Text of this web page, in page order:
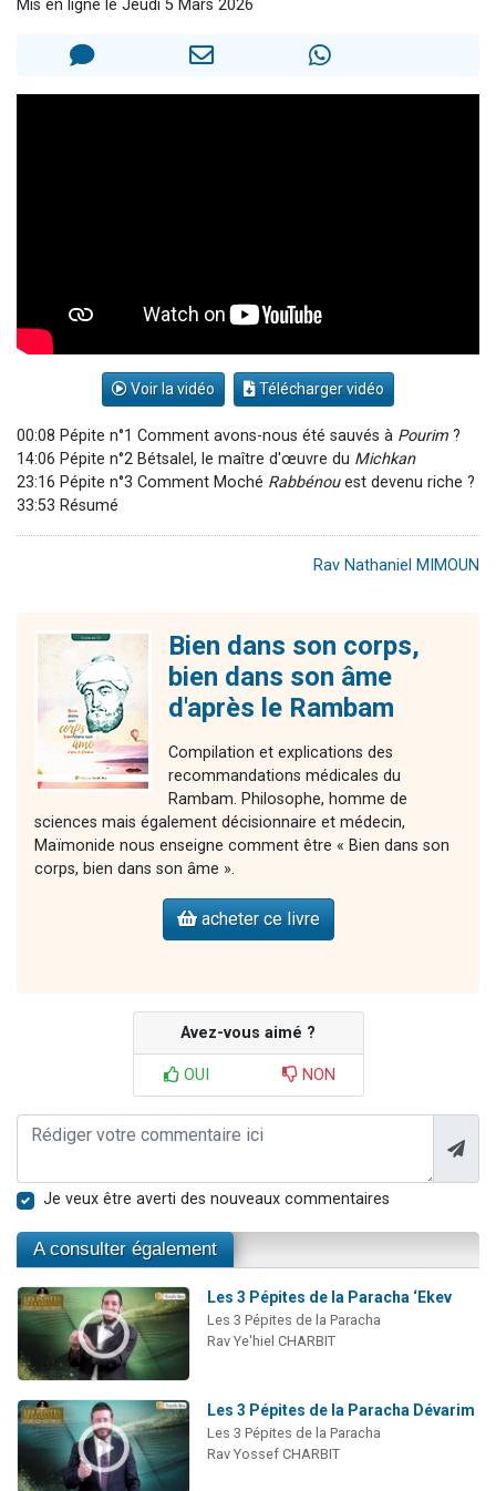
Il reste 49 places pour étudier en groupe sur Zoom
Mis en ligne le Jeudi 5 Mars 2026
Voir la vidéo Télécharger vidéo
00:08 Pépite n°1 Comment avons-nous été sauvés à Pourim ?
14:06 Pépite n°2 Bétsalel, le maître d'œuvre du Michkan
23:16 Pépite n°3 Comment Moché Rabbénouest devenu riche ?
33:53 Résumé
Rav Nathaniel MIMOUN
Bien dans son corps,
bien dans son âme
d'après le Rambam
Compilation et explications des
recommandations médicales du
Rambam. Philosophe, homme de
sciences mais également décisionnaire et médecin,
Maïmonide nous enseigne comment être « Bien dans son
corps, bien dans son âme ».
acheter ce livre
Avez-vous aimé ?
OUI NON
Je veux être averti des nouveaux commentaires
A consulter également
Les 3 Pépites de la Paracha ‘Ekev
Les 3 Pépites de la Paracha
Rav Ye'hiel CHARBIT
Les 3 Pépites de la Paracha Dévarim
Les 3 Pépites de la Paracha
Rav Yossef CHARBIT